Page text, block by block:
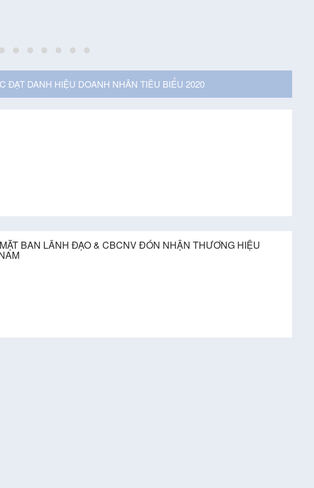
DANH HIỆU DOANH NHÂN TIÊU BIỂU 2020
BAN LÃNH ĐẠO & CBCNV ĐÓN NHẬN THƯƠNG HIỆU